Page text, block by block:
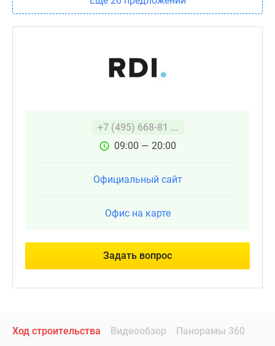
+7 (495) 668-81 ...
09:00 — 20:00
Официальный сайт
Офис на карте
Задать вопрос
Ход строительства Видеообзор Панорамы 360